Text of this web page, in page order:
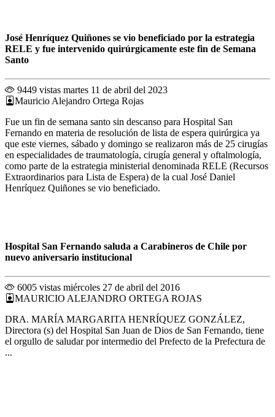
José Henríquez Quiñones se vio beneficiado por la estrategia
RELE y fue intervenido quirúrgicamente este fin de Semana
Santo
9449 vistas martes 11 de abril del 2023
Mauricio Alejandro Ortega Rojas
Fue un fin de semana santo sin descanso para Hospital San
Fernando en materia de resolución de lista de espera quirúrgica ya
que este viernes, sábado y domingo se realizaron más de 25 cirugías
en especialidades de traumatología, cirugía general y oftalmología,
como parte de la estrategia ministerial denominada RELE (Recursos
Extraordinarios para Lista de Espera) de la cual José Daniel
Henríquez Quiñones se vio beneficiado.
Hospital San Fernando saluda a Carabineros de Chile por
nuevo aniversario institucional
6005 vistas miércoles 27 de abril del 2016
MAURICIO ALEJANDRO ORTEGA ROJAS
DRA. MARÍA MARGARITA HENRÍQUEZ GONZÁLEZ,
Directora (s) del Hospital San Juan de Dios de San Fernando, tiene
el orgullo de saludar por intermedio del Prefecto de la Prefectura de
...